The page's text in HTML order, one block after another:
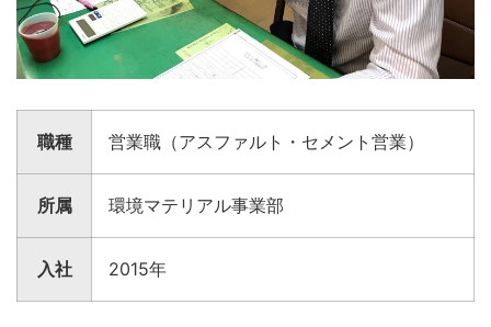
職種 営業職（アスファルト・セメント営業）
所属 環境マテリアル事業部
入社 2015年